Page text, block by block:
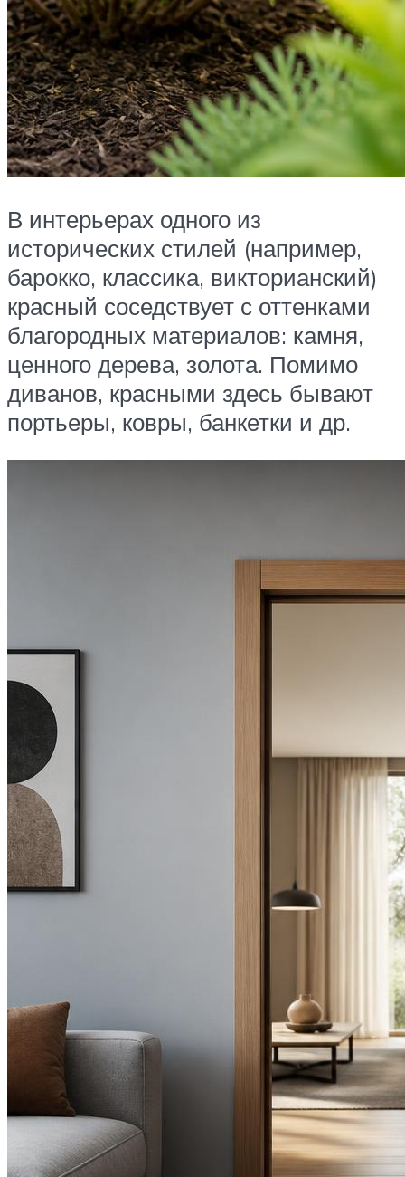
В интерьерах одного из
исторических стилей (например,
барокко, классика, викторианский)
красный соседствует с оттенками
благородных материалов: камня,
ценного дерева, золота. Помимо
диванов, красными здесь бывают
портьеры, ковры, банкетки и др.